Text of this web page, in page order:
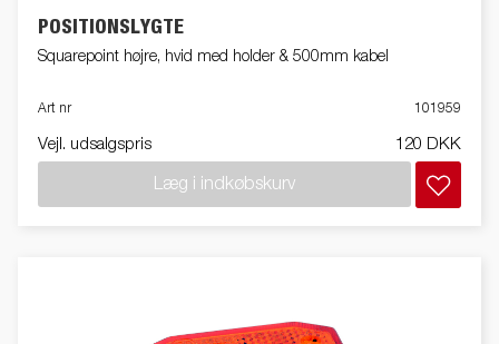
POSITIONSLYGTE
Squarepoint højre, hvid med holder & 500mm kabel
Art nr 101959
Vejl. udsalgspris 120 DKK
Læg i indkøbskurv